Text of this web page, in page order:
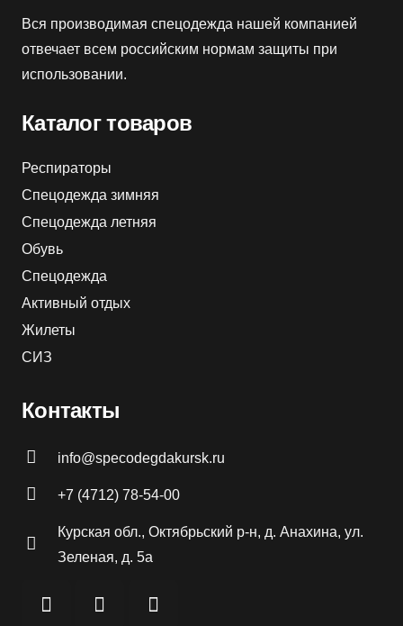
Вся производимая спецодежда нашей компанией
отвечает всем российским нормам защиты при
использовании.
Каталог товаров
Респираторы
Спецодежда зимняя
Спецодежда летняя
Обувь
Спецодежда
Активный отдых
Жилеты
СИЗ
Контакты
info@specodegdakursk.ru
+7 (4712) 78-54-00
Курская обл., Октябрьский р-н, д. Анахина, ул.
Зеленая, д. 5а